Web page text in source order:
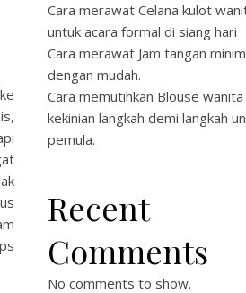
Cara merawat Celana kulot
untuk acara formal di siang hari
Cara merawat Jam tangan
dengan mudah.
Cara memutihkan Blouse wanita
kekinian langkah demi langkah
pemula.
Recent
Comments
No comments to show.